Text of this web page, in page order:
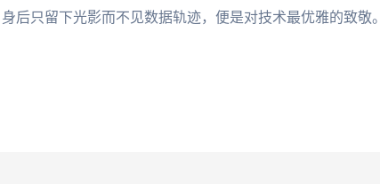
后只留下光影而不见数据轨迹，便是对技术最优雅的致敬。